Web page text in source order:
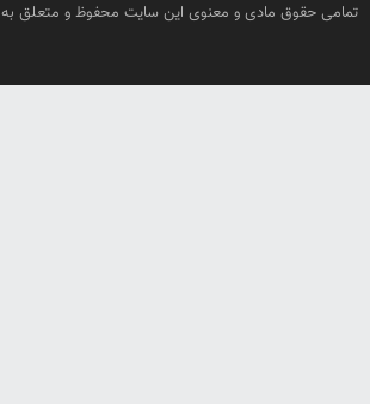
تمامی حقوق مادی و معنوی این سایت محفوظ و متعلق به